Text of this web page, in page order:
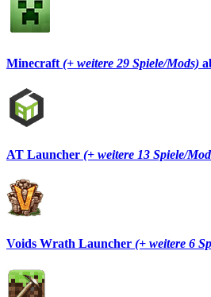
Minecraft (+ weitere 29 Spiele/Mods)
AT Launcher (+ weitere 13 Spiele/
Voids Wrath Launcher (+ weitere 6